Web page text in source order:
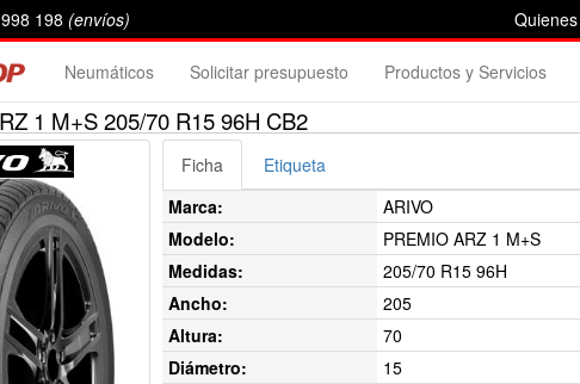
198 (envíos)
Neumáticos Solicitar presupuesto Productos y Servicios
1 M+S 205/70 R15 96H CB2
Ficha
Etiqueta
Marca:
ARIVO
Modelo:
PREMIO ARZ 1 M+S
Medidas:
205/70 R15 96H
Ancho:
205
Altura:
70
Diámetro:
15